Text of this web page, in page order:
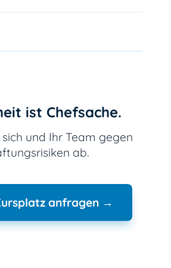
ist Chefsache.
sich und Ihr Team gegen
ab.
anfragen →